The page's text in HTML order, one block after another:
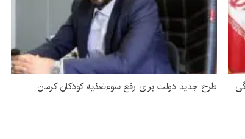
طرح جدید دولت برای رفع سوءتغذیه کودکان کرمان